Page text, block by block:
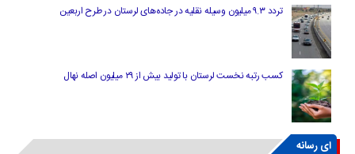
تردد ۹.۳ میلیون وسیله نقلیه در جاده‌های لرستان در طرح اربعین
کسب رتبه نخست لرستان با تولید بیش از ۲۹ میلیون اصله نهال
ای رسانه